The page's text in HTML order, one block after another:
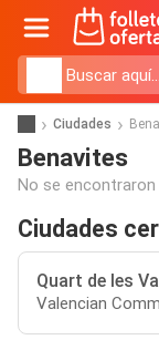
Ciudades
Benavites
No se
Ciudades
Quart de les
Valencian